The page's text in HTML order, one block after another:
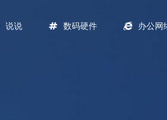
说说 数码硬件 办公网